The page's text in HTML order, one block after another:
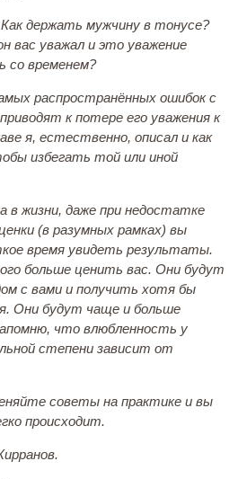
держать мужчину в тонусе?
вас уважал и это уважение
со временем?
распространённых ошибок с
к потере его уважения к
я, естественно, описал и как
избегать той или иной
в жизни, даже при недостатке
(в разумных рамках) вы
время увидеть результаты.
больше ценить вас. Они будут
с вами и получить хотя бы
Они будут чаще и больше
что влюбленность у
степени зависит от
советы на практике и вы
происходит.